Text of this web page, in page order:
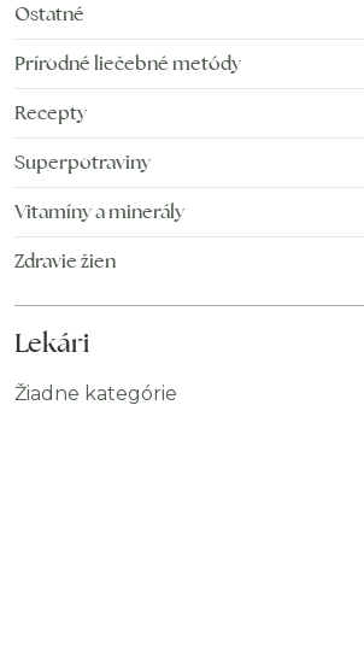
Ostatné
Prírodné liečebné metódy
Recepty
Superpotraviny
Vitamíny a minerály
Zdravie žien
Lekári
Žiadne kategórie